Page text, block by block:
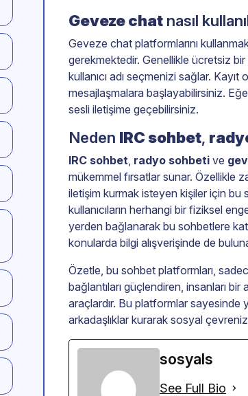
Geveze chat nasıl
Geveze chat platformlarını
gerekmektedir. Genellikle ücretsiz
kullanıcı adı seçmenizi sağlar.
mesajlaşmalara başlayabilirsiniz.
sesli iletişime geçebilirsiniz.
Neden IRC sohbet,
IRC sohbet, radyo sohbeti ve
mükemmel fırsatlar sunar. Özellikle
iletişim kurmak isteyen kişiler için bu
kullanıcıların herhangi bir fiziksel
yerden bağlanarak bu sohbetlere
konularda bilgi alışverişinde de
Özetle, bu sohbet platformları,
bağlantıları güçlendiren, insanları
araçlardır. Bu platformlar sayesinde
arkadaşlıklar kurarak sosyal
sosyals
See Full Bio